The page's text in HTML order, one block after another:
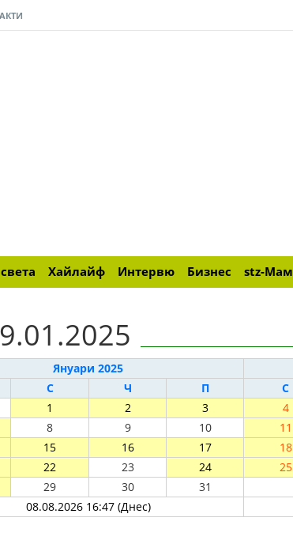
Хайлайф Интервю Бизнес stz-
Януари 2025
С Ч П С
1 2 3 4
8 9 10 11
15 16 17 18
22 23 24 25
29 30
31
08.08.2026 16:47 (Днес)